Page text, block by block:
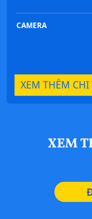
CAMERA
BỘ NHỚ
THIẾT KẾ
XEM THÊM CHI